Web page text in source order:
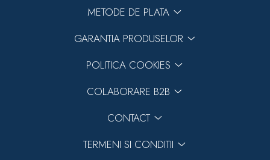
METODE DE PLATA
GARANTIA PRODUSELOR
POLITICA COOKIES
COLABORARE B2B
CONTACT
TERMENI SI CONDITII